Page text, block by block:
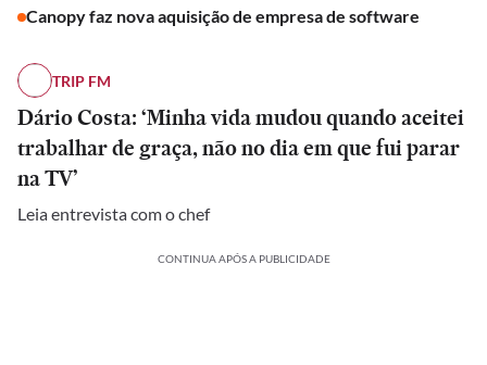
Canopy faz nova aquisição de empresa de software
TRIP FM
Dário Costa: ‘Minha vida mudou quando aceitei
trabalhar de graça, não no dia em que fui parar
na TV’
Leia entrevista com o chef
CONTINUA APÓS A PUBLICIDADE